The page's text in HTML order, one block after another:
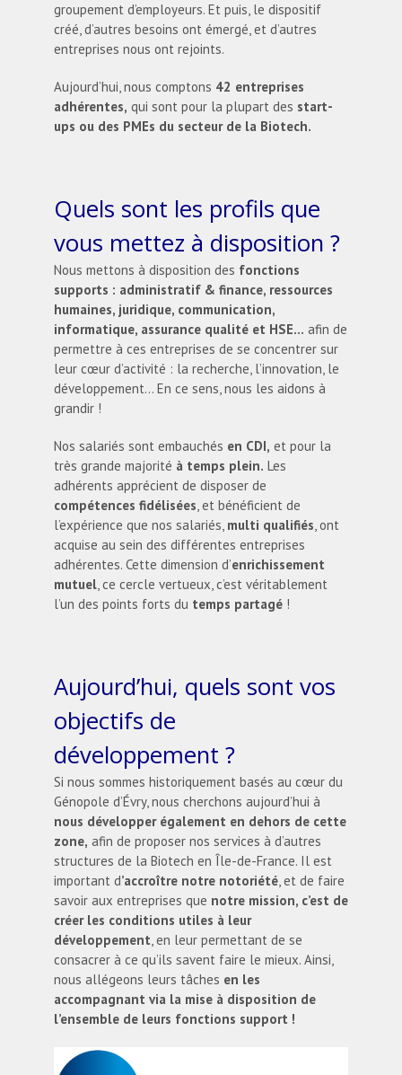
groupement d’employeurs. Et puis, le dispositif
créé, d’autres besoins ont émergé, et d’autres
entreprises nous ont rejoints.
Aujourd’hui, nous comptons 42 entreprises
adhérentes, qui sont pour la plupart des start-
ups ou des PMEs du secteur de la Biotech.
Quels sont les profils que
vous mettez à disposition ?
Nous mettons à disposition des fonctions
supports : administratif & finance, ressources
humaines, juridique, communication,
informatique, assurance qualité et HSE… afin de
permettre à ces entreprises de se concentrer sur
leur cœur d’activité : la recherche, l’innovation, le
développement… En ce sens, nous les aidons à
grandir !
Nos salariés sont embauchés en CDI, et pour la
très grande majorité à temps plein. Les
adhérents apprécient de disposer de
compétences fidélisées, et bénéficient de
l’expérience que nos salariés, multi qualifiés, ont
acquise au sein des différentes entreprises
adhérentes. Cette dimension d’enrichissement
mutuel, ce cercle vertueux, c’est véritablement
l’un des points forts du temps partagé !
Aujourd’hui, quels sont vos
objectifs de
développement ?
Si nous sommes historiquement basés au cœur du
Génopole d’Évry, nous cherchons aujourd’hui à
nous développer également en dehors de cette
zone, afin de proposer nos services à d’autres
structures de la Biotech en Île-de-France. Il est
important d’accroître notre notoriété, et de faire
savoir aux entreprises que notre mission, c’est de
créer les conditions utiles à leur
développement, en leur permettant de se
consacrer à ce qu’ils savent faire le mieux. Ainsi,
nous allégeons leurs tâches en les
accompagnant via la mise à disposition de
l’ensemble de leurs fonctions support !